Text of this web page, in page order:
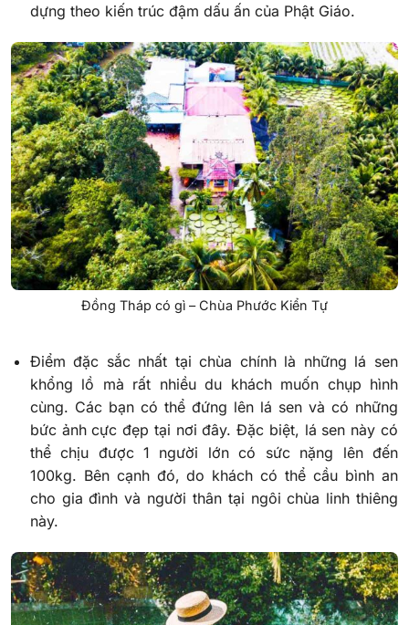
dựng theo kiến trúc đậm dấu ấn của Phật Giáo.
Đồng Tháp có gì – Chùa Phước Kiển Tự
Điểm đặc sắc nhất tại chùa chính là những lá sen
khổng lồ mà rất nhiều du khách muốn chụp hình
cùng. Các bạn có thể đứng lên lá sen và có những
bức ảnh cực đẹp tại nơi đây. Đặc biệt, lá sen này có
thể chịu được 1 người lớn có sức nặng lên đến
100kg. Bên cạnh đó, do khách có thể cầu bình an
cho gia đình và người thân tại ngôi chùa linh thiêng
này.